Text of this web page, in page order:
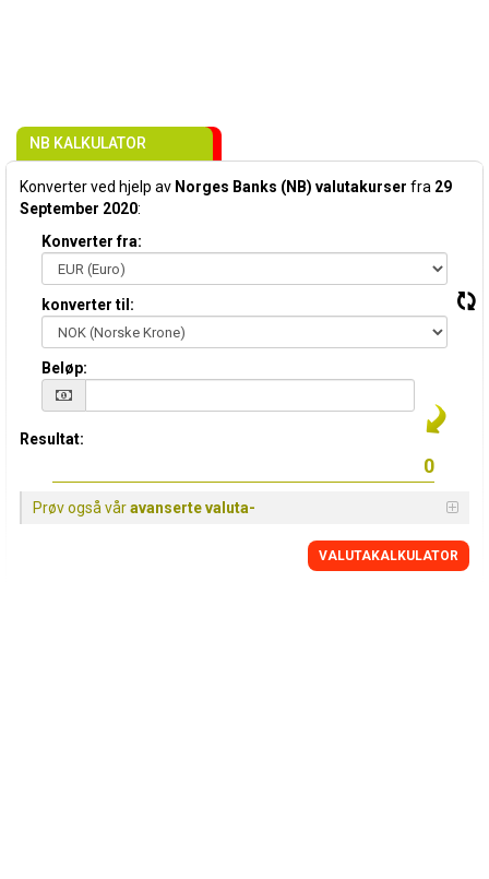
NB KALKULATOR
Konverter ved hjelp av Norges Banks (NB) valutakurser fra 29
September 2020:
Konverter fra:
konverter til:
Beløp:
Resultat:
Prøv også våravanserte valuta-
VALUTAKALKULATOR